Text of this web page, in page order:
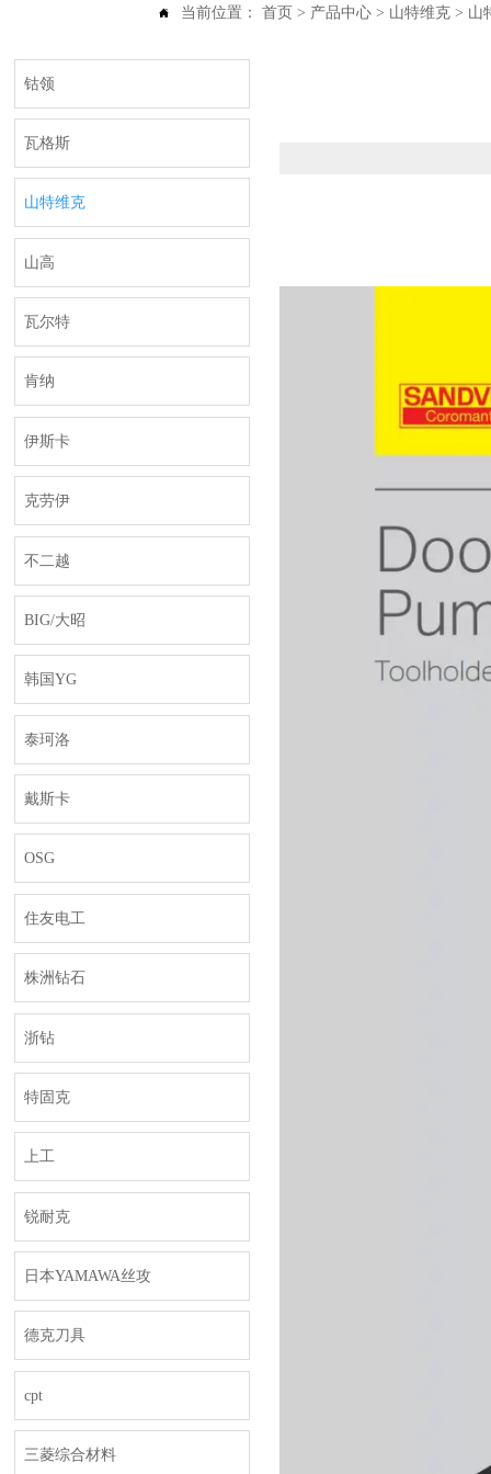
 当前位置：首页 > 产品中心 > 山特维克 > 山
钴领
瓦格斯
山特维克
山高
瓦尔特
肯纳
伊斯卡
克劳伊
不二越
BIG/大昭
韩国YG
泰珂洛
戴斯卡
OSG
住友电工
株洲钻石
浙钻
特固克
上工
锐耐克
日本YAMAWA丝攻
德克刀具
cpt
三菱综合材料